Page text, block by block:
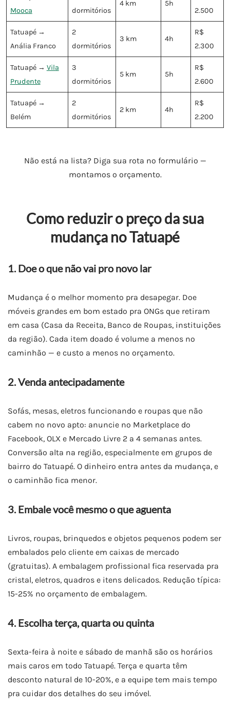
Mooca
dormitórios
4 km 5h
2.500
Tatuapé →
Anália Franco
2
dormitórios
3 km 4h
R$
2.300
Tatuapé → Vila
Prudente
3
dormitórios
5 km 5h
R$
2.600
Tatuapé →
Belém
2
dormitórios
2 km 4h
R$
2.200
Não está na lista? Diga sua rota no formulário —
montamos o orçamento.
Como reduzir o preço da sua
mudança no Tatuapé
1. Doe o que não vai pro novo lar
Mudança é o melhor momento pra desapegar. Doe
móveis grandes em bom estado pra ONGs que retiram
em casa (Casa da Receita, Banco de Roupas, instituições
da região). Cada item doado é volume a menos no
caminhão — e custo a menos no orçamento.
2. Venda antecipadamente
Sofás, mesas, eletros funcionando e roupas que não
cabem no novo apto: anuncie no Marketplace do
Facebook, OLX e Mercado Livre 2 a 4 semanas antes.
Conversão alta na região, especialmente em grupos de
bairro do Tatuapé. O dinheiro entra antes da mudança, e
o caminhão fica menor.
3. Embale você mesmo o que aguenta
Livros, roupas, brinquedos e objetos pequenos podem ser
embalados pelo cliente em caixas de mercado
(gratuitas). A embalagem profissional fica reservada pra
cristal, eletros, quadros e itens delicados. Redução típica:
15-25% no orçamento de embalagem.
4. Escolha terça, quarta ou quinta
Sexta-feira à noite e sábado de manhã são os horários
mais caros em todo Tatuapé. Terça e quarta têm
desconto natural de 10-20%, e a equipe tem mais tempo
pra cuidar dos detalhes do seu imóvel.